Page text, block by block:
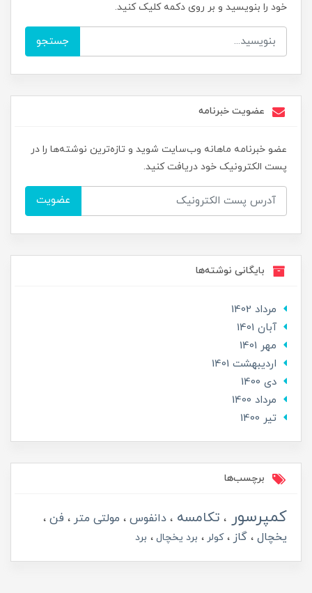
خود را بنویسید و بر روی دکمه کلیک کنید.
جستجو
عضویت خبرنامه
عضو خبرنامه ماهانه وب‌سایت شوید و تازه‌ترین نوشته‌ها را در
پست الکترونیک خود دریافت کنید.
عضویت
بایگانی نوشته‌ها
مرداد 1402
آبان 1401
مهر 1401
ارديبهشت 1401
دی 1400
مرداد 1400
تير 1400
برچسب‌ها
کمپرسور تکامسه دانفوس مولتی متر
فن
یخچال
گاز کولر برد یخچال برد